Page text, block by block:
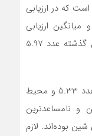
میانگین ارزیابی محیط اقتصادی عدد 6.46 است که در ارزیابی
و میانگین ارزیابی
محیط نهادی عدد 5.91 است که در فصل گذشته عدد 5.97
بر این اساس، محیط حقوقی و قانونی با عدد 5.33 و محیط
و نامساعدترین
بوده‌اند. لازم